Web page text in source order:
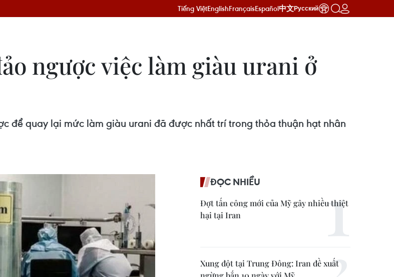
Tiếng ViệtEnglishFrançaisEspañol中文Русский
ngược việc làm giàu urani ở
để quay lại mức làm giàu urani đã được nhất trí trong thỏa thuận hạt nhân
ĐỌC NHIỀU
Đợt tấn công mới của Mỹ gây nhiều thiệt
hại tại Iran
Xung đột tại Trung Đông: Iran đề xuất